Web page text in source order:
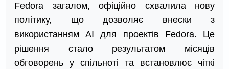
Fedora загалом, офіційно схвалила нову
політику, що дозволяє внески з
використанням AI для проектів Fedora. Це
рішення стало результатом місяців
обговорень у спільноті та встановлює чіткі